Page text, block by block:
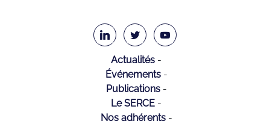
Actualités
Événements
Publications
Le SERCE
Nos adhérents